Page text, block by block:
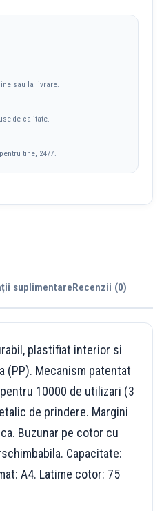
sau la livrare.
de calitate.
tine, 24/7.
suplimentareRecenzii (0)
plastifiat interior si
(PP). Mecanism patentat
10000 de utilizari (3
de prindere. Margini
Buzunar pe cotor cu
Capacitate:
A4. Latime cotor: 75